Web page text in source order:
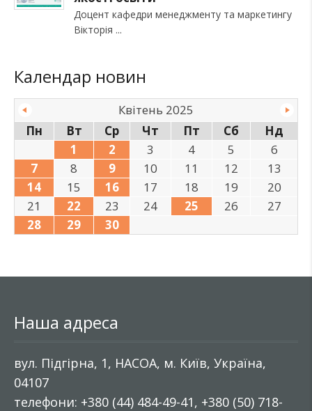
Доцент кафедри менеджменту та маркетингу
Вікторія
Календар новин
Квітень 2025
Пн
Вт Ср Чт Пт Сб
Нд
1
2 3 4 5
6
7
8 9 10 11 12
13
14
15 16 17 18 19
20
21
22 23 24 25 26
27
28
29 30
Наша адреса
вул. Підгірна, 1, НАСОА, м. Київ, Україна,
04107
телефони: +380 (44) 484-49-41, +380 (50) 718-